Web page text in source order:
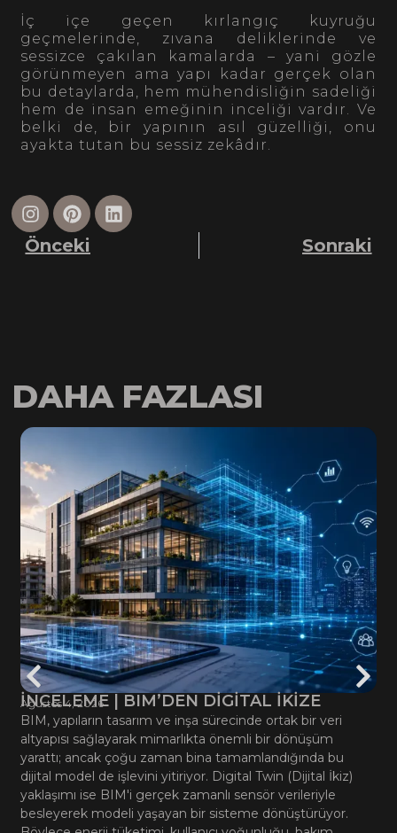
İç içe geçen kırlangıç kuyruğu
geçmelerinde, zıvana deliklerinde ve
sessizce çakılan kamalarda – yani gözle
görünmeyen ama yapı kadar gerçek olan
bu detaylarda, hem mühendisliğin sadeliği
hem de insan emeğinin inceliği vardır. Ve
belki de, bir yapının asıl güzelliği, onu
ayakta tutan bu sessiz zekâdır.
Önceki Sonraki
DAHA FAZLASI
İNCELEME | BIM’DEN DİGİTAL İKİZE
Ağustos 4, 2026
BIM, yapıların tasarım ve inşa sürecinde ortak bir veri
altyapısı sağlayarak mimarlıkta önemli bir dönüşüm
yarattı; ancak çoğu zaman bina tamamlandığında bu
dijital model de işlevini yitiriyor. Digital Twin (Dijital İkiz)
yaklaşımı ise BIM'i gerçek zamanlı sensör verileriyle
besleyerek modeli yaşayan bir sisteme dönüştürüyor.